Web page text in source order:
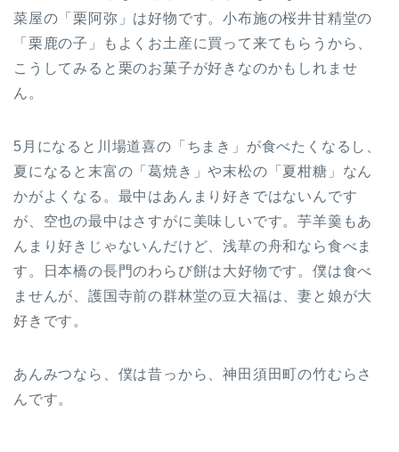
菜屋の「栗阿弥」は好物です。小布施の桜井甘精堂の
「栗鹿の子」もよくお土産に買って来てもらうから、
こうしてみると栗のお菓子が好きなのかもしれませ
ん。
5月になると川場道喜の「ちまき」が食べたくなるし、
夏になると末富の「葛焼き」や末松の「夏柑糖」なん
かがよくなる。最中はあんまり好きではないんです
が、空也の最中はさすがに美味しいです。芋羊羹もあ
んまり好きじゃないんだけど、浅草の舟和なら食べま
す。日本橋の長門のわらび餅は大好物です。僕は食べ
ませんが、護国寺前の群林堂の豆大福は、妻と娘が大
好きです。
あんみつなら、僕は昔っから、神田須田町の竹むらさ
んです。